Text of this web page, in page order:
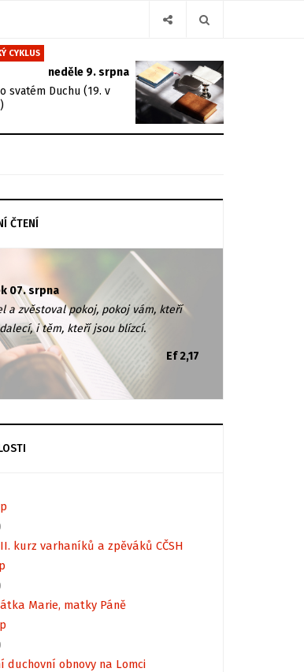
CYKLUS
neděle 9. srpna
svatém Duchu (19. v
ČTENÍ
07. srpna
a zvěstoval pokoj, pokoj vám, kteří
i těm, kteří jsou blízcí.
Ef 2,17
kurz varhaníků a zpěváků CČSH
Marie, matky Páně
duchovní obnovy na Lomci